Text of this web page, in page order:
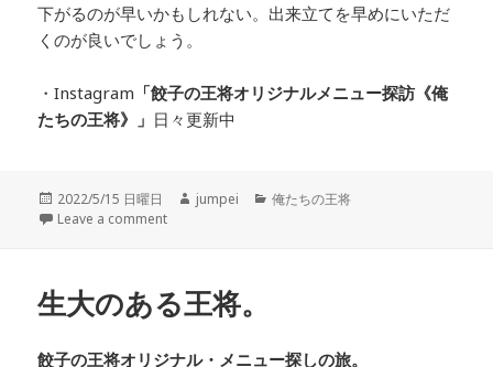
下がるのが早いかもしれない。出来立てを早めにいただ
くのが良いでしょう。
・Instagram 「餃子の王将オリジナルメニュー探訪 《俺
たちの王将》」 日々更新中
投
稿
2022/5/15 日曜日
作
jumpei
カ
俺たちの王将
Leave a comment
生大のある王将。
餃子の王将オリジナル・メニュー探しの旅。